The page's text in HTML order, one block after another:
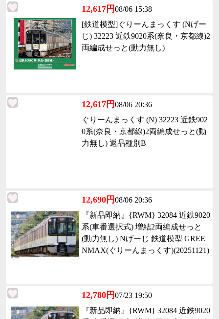
12,617円08/06 15:38
[鉄道模型]ぐりーんまっくす (Nげー
じ) 32223 近鉄9020系(奈良・京都線)2
両編成せっと(動力無し)
12,617円08/06 20:36
ぐりーんまっくす (N) 32223 近鉄902
0系(奈良・京都線)2両編成せっと(動
力無し) 返品種別B
12,690円08/06 20:36
『新品即納』{RWM} 32084 近鉄9020
系(車番選択式) 増結2両編成せっと
(動力無し) Nげーじ 鉄道模型 GREE
NMAX(ぐりーんまっくす)(20251121)
12,780円07/23 19:50
『新品即納』{RWM} 32084 近鉄9020